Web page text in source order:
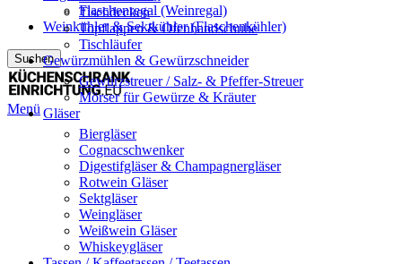
Flaschenregal (Weinregal)
Weinkühler & Sektkühler (Flaschenkühler)
Suchen
Menü
Tischdecken
Topflappen & Ofenhandschuhe
Tischläufer
Gewürzmühlen & Gewürzschneider
Gewürzstreuer / Salz- & Pfeffer-Streuer
Mörser für Gewürze & Kräuter
Gläser
Biergläser
Cognacschwenker
Digestifgläser & Champagnergläser
Rotwein Gläser
Sektgläser
Weingläser
Weißwein Gläser
Whiskeygläser